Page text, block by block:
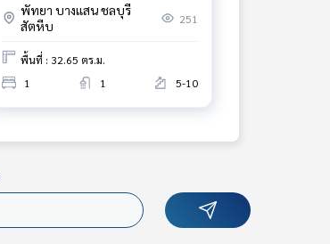
พัทยา บางแสน ชลบุรี
สัตหีบ
251
พื้นที่ : 32.65 ตร.ม.
1
1 5-10